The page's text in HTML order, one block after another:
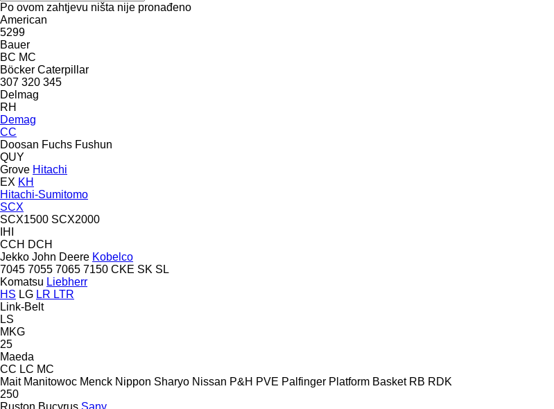
Po ovom zahtjevu ništa nije pronađeno
American
5299
Bauer
BC MC
Böcker Caterpillar
307 320 345
Delmag
RH
Demag
CC
Doosan Fuchs Fushun
QUY
Grove Hitachi
EX KH
Hitachi-Sumitomo
SCX
SCX1500 SCX2000
IHI
CCH DCH
Jekko John Deere Kobelco
7045 7055 7065 7150 CKE SK SL
Komatsu Liebherr
HS LG LR LTR
Link-Belt
LS
MKG
25
Maeda
CC LC MC
Mait Manitowoc Menck Nippon Sharyo Nissan P&H PVE Palfinger Platform Basket RB RDK
250
Ruston Bucyrus Sany